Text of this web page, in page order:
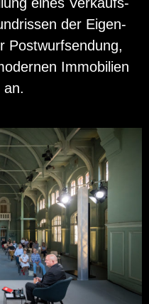
der Ei­gen­
Post­wurf­sen­dung,
Im­mo­bi­li­en
an.